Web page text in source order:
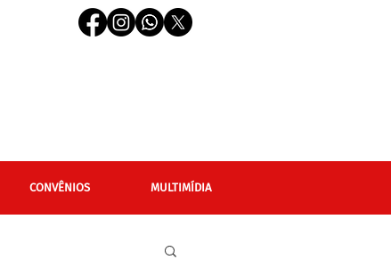
CONVÊNIOS MULTIMÍDIA